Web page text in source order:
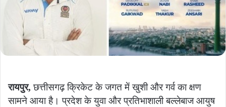
रायपुर, छत्तीसगढ़ क्रिकेट के जगत में खुशी और गर्व का क्षण
सामने आया है। प्रदेश के युवा और प्रतिभाशाली बल्लेबाज आयुष